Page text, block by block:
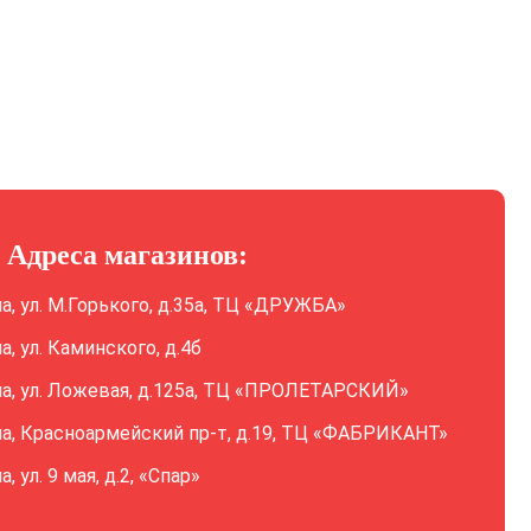
Адреса магазинов:
ул. М.Горького, д.35а, ТЦ «ДРУЖБА»
ул. Каминского, д.4б
ул. Ложевая, д.125а, ТЦ «ПРОЛЕТАРСКИЙ»
Красноармейский пр-т, д.19, ТЦ «ФАБРИКАНТ»
ул. 9 мая, д.2, «Спар»